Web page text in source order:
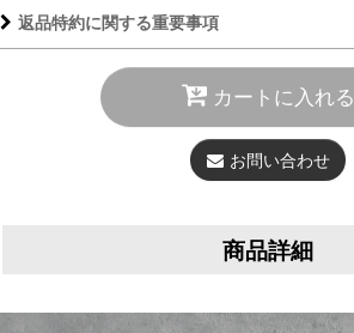
返品特約に関する重要事項
カートに入れる
お問い合わせ
商品詳細